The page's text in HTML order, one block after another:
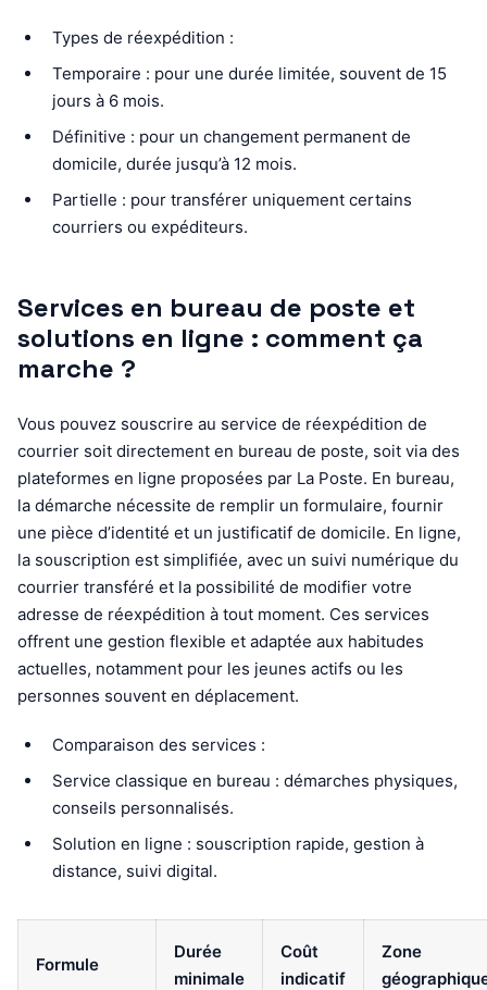
Types de réexpédition :
Temporaire : pour une durée limitée, souvent de 15
jours à 6 mois.
Définitive : pour un changement permanent de
domicile, durée jusqu’à 12 mois.
Partielle : pour transférer uniquement certains
courriers ou expéditeurs.
Services en bureau de poste et
solutions en ligne : comment ça
marche ?
Vous pouvez souscrire au service de réexpédition de
courrier soit directement en bureau de poste, soit via des
plateformes en ligne proposées par La Poste. En bureau,
la démarche nécessite de remplir un formulaire, fournir
une pièce d’identité et un justificatif de domicile. En ligne,
la souscription est simplifiée, avec un suivi numérique du
courrier transféré et la possibilité de modifier votre
adresse de réexpédition à tout moment. Ces services
offrent une gestion flexible et adaptée aux habitudes
actuelles, notamment pour les jeunes actifs ou les
personnes souvent en déplacement.
Comparaison des services :
Service classique en bureau : démarches physiques,
conseils personnalisés.
Solution en ligne : souscription rapide, gestion à
distance, suivi digital.
Formule
Durée
minimale
Coût
indicatif
Zone